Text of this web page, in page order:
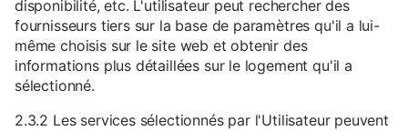
disponibilité, etc. L'utilisateur peut rechercher des
fournisseurs tiers sur la base de paramètres qu'il a lui-
même choisis sur le site web et obtenir des
informations plus détaillées sur le logement qu'il a
sélectionné.
2.3.2 Les services sélectionnés par l'Utilisateur peuvent